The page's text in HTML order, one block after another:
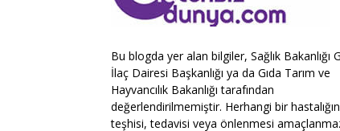
Bu blogda yer alan bilgiler, Sağlık Bakanlığı
İlaç Dairesi Başkanlığı ya da Gıda Tarım ve
Hayvancılık Bakanlığı tarafından
değerlendirilmemiştir. Herhangi bir hastalığın
teşhisi, tedavisi veya önlenmesi